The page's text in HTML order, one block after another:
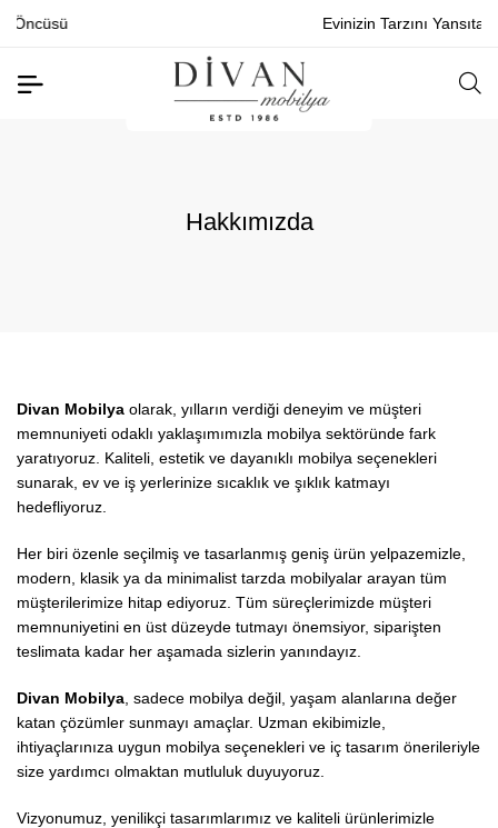
Evinizin Tarzını Yansıtan Mobilyalar
Hakkımızda
Divan Mobilya olarak, yılların verdiği deneyim ve müşteri
memnuniyeti odaklı yaklaşımımızla mobilya sektöründe fark
yaratıyoruz. Kaliteli, estetik ve dayanıklı mobilya seçenekleri
sunarak, ev ve iş yerlerinize sıcaklık ve şıklık katmayı
hedefliyoruz.
Her biri özenle seçilmiş ve tasarlanmış geniş ürün yelpazemizle,
modern, klasik ya da minimalist tarzda mobilyalar arayan tüm
müşterilerimize hitap ediyoruz. Tüm süreçlerimizde müşteri
memnuniyetini en üst düzeyde tutmayı önemsiyor, siparişten
teslimata kadar her aşamada sizlerin yanındayız.
Divan Mobilya , sadece mobilya değil, yaşam alanlarına değer
katan çözümler sunmayı amaçlar. Uzman ekibimizle,
ihtiyaçlarınıza uygun mobilya seçenekleri ve iç tasarım önerileriyle
size yardımcı olmaktan mutluluk duyuyoruz.
Vizyonumuz, yenilikçi tasarımlarımız ve kaliteli ürünlerimizle